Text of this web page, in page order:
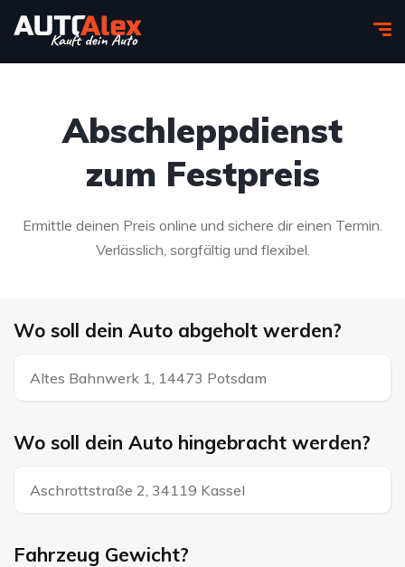
Abschleppdienst
zum Festpreis
Ermittle deinen Preis online und sichere dir einen Termin.
Verlässlich, sorgfältig und flexibel.
Wo soll dein Auto abgeholt werden?
Wo soll dein Auto hingebracht werden?
Fahrzeug Gewicht?